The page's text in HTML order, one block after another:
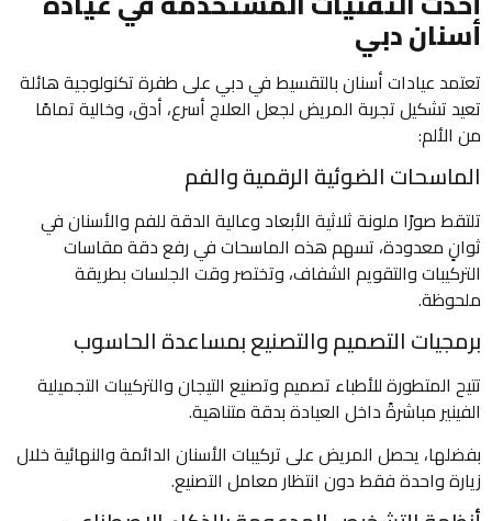
أسنان دبي
تعتمد عيادات أسنان بالتقسيط في دبي على طفرة تكنولوجية هائلة
تعيد تشكيل تجربة المريض لجعل العلاج أسرع، أدق، وخالية تمامًا
من الألم:
الماسحات الضوئية الرقمية والفم
تلتقط صورًا ملونة ثلاثية الأبعاد وعالية الدقة للفم والأسنان في
ثوانٍ معدودة، تسهم هذه الماسحات في رفع دقة مقاسات
التركيبات والتقويم الشفاف، وتختصر وقت الجلسات بطريقة
ملحوظة.
برمجيات التصميم والتصنيع بمساعدة الحاسوب
تتيح المتطورة للأطباء تصميم وتصنيع التيجان والتركيبات التجميلية
الفينير مباشرةً داخل العيادة بدقة متناهية.
بفضلها، يحصل المريض على تركيبات الأسنان الدائمة والنهائية خلال
زيارة واحدة فقط دون انتظار معامل التصنيع.